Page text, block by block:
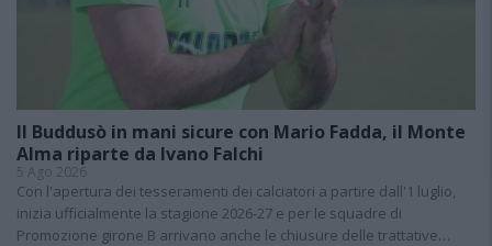
Il Buddusò in mani sicure con Mario Fadda, il Monte
Alma riparte da Ivano Falchi
5 Ago 2026
Con l'apertura dei tesseramenti dei calciatori a partire dall'1 luglio,
inizia ufficialmente la stagione 2026-27 e per le squadre di
Promozione girone B arrivano anche le chiusure delle trattative…